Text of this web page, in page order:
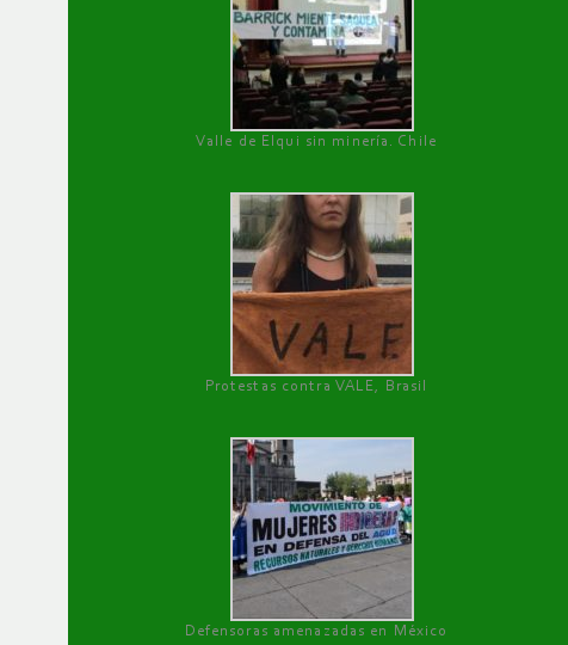
Valle de Elqui sin minería. Chile
Protestas contra VALE, Brasil
Defensoras amenazadas en México